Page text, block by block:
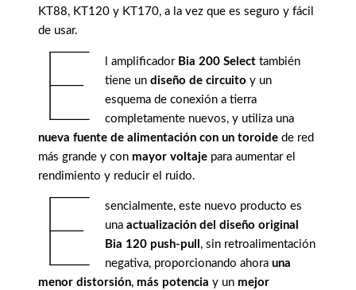
KT88, KT120 y KT170, a la vez que es seguro y fácil
de usar.
E l amplificador Bia 200 Select también
tiene undiseño de circuito y un
esquema de conexión a tierra
completamente nuevos, y utiliza una
nueva fuente de alimentación con un toroide de red
más grande y con mayor voltaje para aumentar el
rendimiento y reducir el ruido.
E
sencialmente, este nuevo producto es
unaactualización del diseño original
Bia 120 push-pull , sin retroalimentación
negativa, proporcionando ahorauna
menor distorsión, más potencia y un mejor